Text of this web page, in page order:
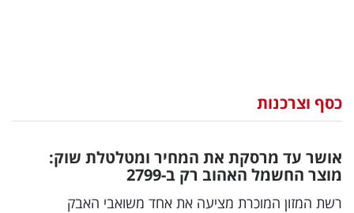
וצרכנות
דיגיטל
וטק
כסף וצרכנות
אושר עד מרסקת את המחיר ומטלטלת שוק:
מוצר החשמל האהוב רק ב-2799
רשת המזון המוכרת מציעה את אחד משואבי האבק